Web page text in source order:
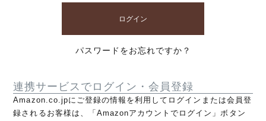
ログイン
パスワードをお忘れですか？
連携サービスでログイン・会員登録
Amazon.co.jpにご登録の情報を利用してログインまたは会員登
録されるお客様は、「Amazonアカウントでログイン」ボタン